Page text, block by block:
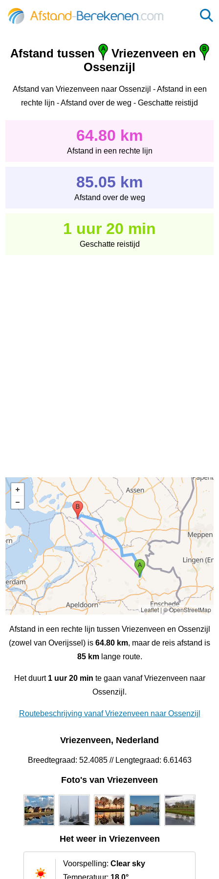
Afstand tussen
Vriezenveen en
Ossenzijl
Afstand van Vriezenveen naar Ossenzijl - Afstand in een
rechte lijn - Afstand over de weg - Geschatte reistijd
64.80 km
Afstand in een rechte lijn
85.05 km
Afstand over de weg
1 uur 20 min
Geschatte reistijd
Leaflet|© OpenStreetMap
Afstand in een rechte lijn tussen Vriezenveen en Ossenzijl
(zowel van Overijssel) is 64.80 km, maar de reis afstand is
85 kmlange route.
Het duurt 1 uur 20 min te gaan vanaf Vriezenveen naar
Ossenzijl.
Routebeschrijving vanaf Vriezenveen naar Ossenzijl
Vriezenveen, Nederland
Breedtegraad: 52.4085 // Lengtegraad: 6.61463
Foto's van Vriezenveen
Het weer in Vriezenveen
Voorspelling: Clear sky